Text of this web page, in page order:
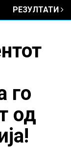
РЕЗУЛТАТИ
го
од